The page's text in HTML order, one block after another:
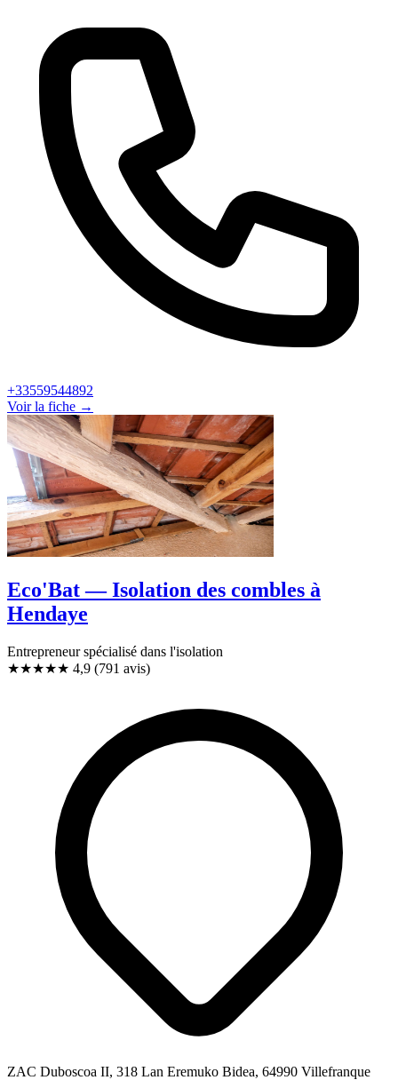
+33559544892
Voir la fiche →
Eco'Bat — Isolation des combles à
Hendaye
Entrepreneur spécialisé dans l'isolation
★★★★★ 4,9 (791 avis)
ZAC Duboscoa II, 318 Lan Eremuko Bidea, 64990 Villefranque